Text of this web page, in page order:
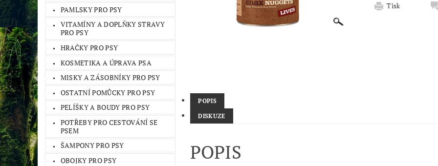
PAMLSKY PRO PSY
VITAMÍNY A DOPLŇKY STRAVY
PRO PSY
HRAČKY PRO PSY
KOSMETIKA A ÚPRAVA PSA
MISKY A ZÁSOBNÍKY PRO PSY
OSTATNÍ POMŮCKY PRO PSY
PELÍŠKY A BOUDY PRO PSY
POTŘEBY PRO CESTOVÁNÍ SE
PSEM
ŠAMPONY PRO PSY
OBOJKY PRO PSY
Tisk
POPIS
DISKUZE
POPIS